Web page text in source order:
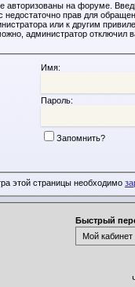
авторизованы на форуме.
недостаточно прав для
или к другим
администратор отключил
Имя:
Пароль:
Запомнить?
этой страницы необходимо
Быстрый